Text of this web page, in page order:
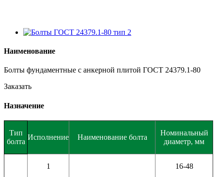
Наименование
Болты фундаментные с анкерной плитой ГОСТ 24379.1-80
Заказать
Назначение
Тип
болта
Исполнение Наименование болта
Номинальный
диаметр, мм
1 16-48